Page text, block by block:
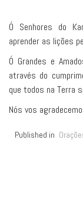
Ó Senhores do
aprender as lições
Ó Grandes e
através do
que todos na Terra
Nós vos
Published in